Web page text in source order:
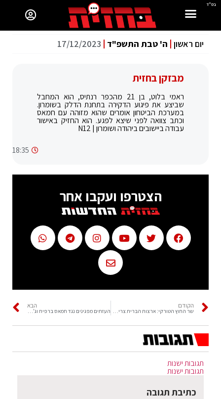
יום ראשון ה' טבת התשפ"ד 17/12/2023
מבזקן בחזית
ראמי בלוט, בן 21 מהכפר רנתיס, הוא המחבל
שביצע את פיגוע הדקירה בתחנת הדלק בשומרון.
במערכת הביטחון אומרים שהוא מזוהה עם חמאס
וכתב צוואה לפני שיצא לפגע. הוא החזיק באישור
עבודה ביישובים ביהודה ושומרון | N12
18:35
הצטרפו ועקבו אחר
הקודם
שר החוץ הטורקי: ארצות הברית צריכה להשתמש בהשפעתה על ישראל כדי להפסיק את התקיפות בעזה
הבא
העזתים מפגינים נגד חמאס ברפיח וג'אבליה וקוראים קריאות גנאי נגד סנוואר
תגובות ישנות
תגובות ישנות
כתיבת תגובה